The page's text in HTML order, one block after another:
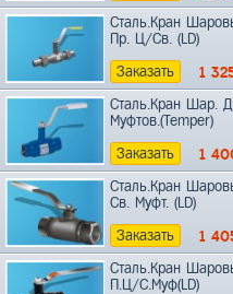
Сталь.Кран
Пр. Ц/Св. (LD)
Заказать
1
Сталь.Кран Шар.
Муфтов.(Temper)
Заказать
1
Сталь.Кран
Св. Муфт. (LD)
Заказать
1
Сталь.Кран
П.Ц/С.Муф(LD)